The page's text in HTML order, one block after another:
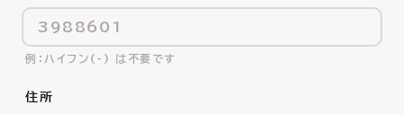
ハイフン(-) は不要です
住所